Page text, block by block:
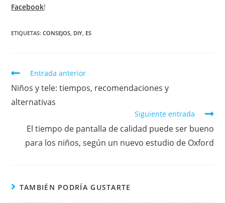
Facebook!
ETIQUETAS:CONSEJOS, DIY, ES
Entrada anterior
Niños y tele: tiempos, recomendaciones y
alternativas
Siguiente entrada
El tiempo de pantalla de calidad puede ser bueno
para los niños, según un nuevo estudio de Oxford
TAMBIÉN PODRÍA GUSTARTE